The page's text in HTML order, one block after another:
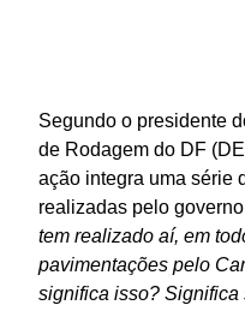
Segundo o presidente
de Rodagem do DF
ação integra uma série
realizadas pelo
tem realizado aí, em
pavimentações pelo
significa isso? Significa